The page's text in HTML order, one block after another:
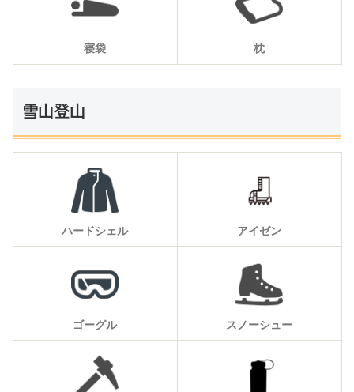
寝袋 枕
雪山登山
ハードシェル アイゼン
ゴーグル スノーシュー